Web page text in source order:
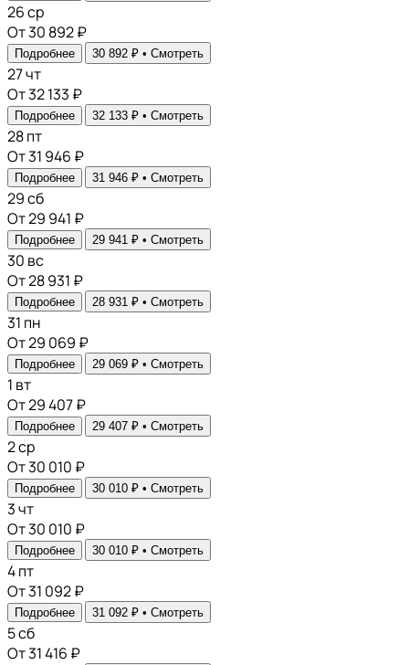
26ср
От 30 892 ₽
Подробнее 30 892 ₽ • Смотреть
27чт
От 32 133 ₽
Подробнее 32 133 ₽ • Смотреть
28пт
От 31 946 ₽
Подробнее 31 946 ₽ • Смотреть
29сб
От 29 941 ₽
Подробнее 29 941 ₽ • Смотреть
30 вс
От 28 931 ₽
Подробнее 28 931 ₽ • Смотреть
31 пн
От 29 069 ₽
Подробнее 29 069 ₽ • Смотреть
1 вт
От 29 407 ₽
Подробнее 29 407 ₽ • Смотреть
2ср
От 30 010 ₽
Подробнее 30 010 ₽ • Смотреть
3чт
От 30 010 ₽
Подробнее 30 010 ₽ • Смотреть
4пт
От 31 092 ₽
Подробнее 31 092 ₽ • Смотреть
5сб
От 31 416 ₽